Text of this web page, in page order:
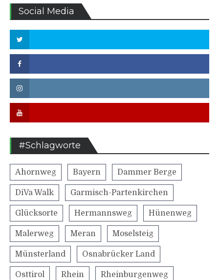
Social Media
#Schlagworte
Ahornweg Bayern Dammer Berge
DiVa Walk Garmisch-Partenkirchen
Glücksorte Hermannsweg Hünenweg
Malerweg Meran Moselsteig
Münsterland Osnabrücker Land
Osttirol Rhein Rheinburgenweg